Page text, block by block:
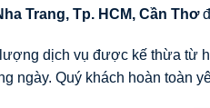
Trang, Tp. HCM, Cần Thơ
dịch vụ được kế thừa từ
ngày. Quý khách hoàn toàn